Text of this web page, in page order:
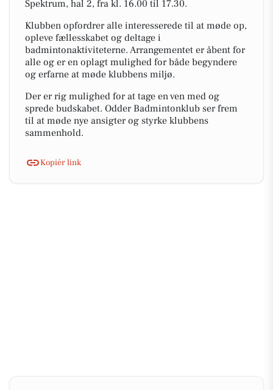
Spektrum, hal 2, fra kl. 16.00 til 17.30.
Klubben opfordrer alle interesserede til at møde op,
opleve fællesskabet og deltage i
badmintonaktiviteterne. Arrangementet er åbent for
alle og er en oplagt mulighed for både begyndere
og erfarne at møde klubbens miljø.
Der er rig mulighed for at tage en ven med og
sprede budskabet. Odder Badmintonklub ser frem
til at møde nye ansigter og styrke klubbens
sammenhold.
Kopiér link